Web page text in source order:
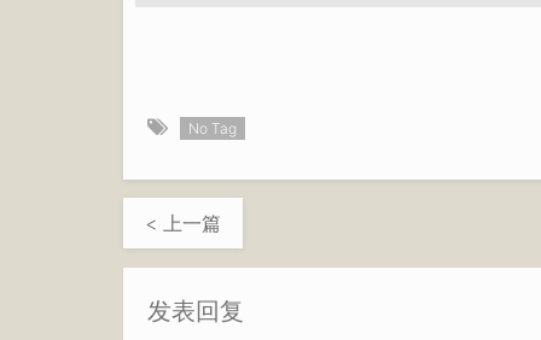
No Tag
< 上一篇
发表回复